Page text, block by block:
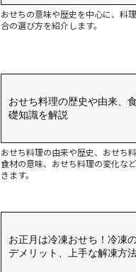
おせちの意味や歴史を中心に、料
合の選び方を紹介します。
おせち料理の歴史や由来、
礎知識を解説
おせち料理の由来や歴史、おせち
食材の意味、おせち料理の変化な
きます。
お正月は冷凍おせち！冷凍
デメリット、上手な解凍方